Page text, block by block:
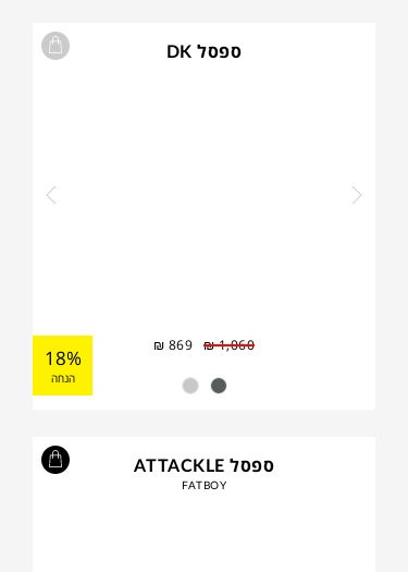
ספסל DK
₪1,060
₪ 869
18%
הנחה
ספסל ATTACKLE
FATBOY